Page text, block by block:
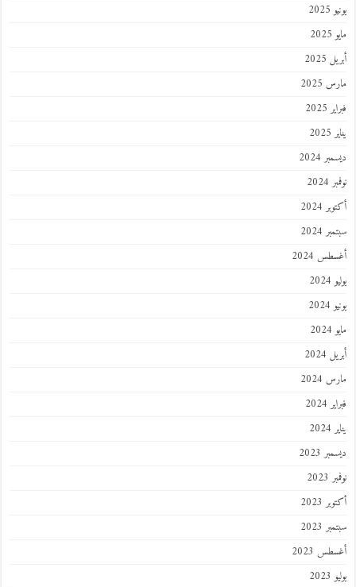
يونيو 2025
مايو 2025
أبريل 2025
مارس 2025
فبراير 2025
يناير 2025
ديسمبر 2024
نوفمبر 2024
أكتوبر 2024
سبتمبر 2024
أغسطس 2024
يوليو 2024
يونيو 2024
مايو 2024
أبريل 2024
مارس 2024
فبراير 2024
يناير 2024
ديسمبر 2023
نوفمبر 2023
أكتوبر 2023
سبتمبر 2023
أغسطس 2023
يوليو 2023